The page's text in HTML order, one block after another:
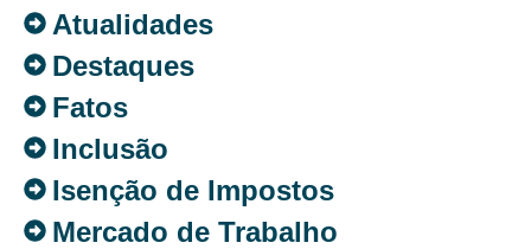
Atualidades
Destaques
Fatos
Inclusão
Isenção de Impostos
Mercado de Trabalho